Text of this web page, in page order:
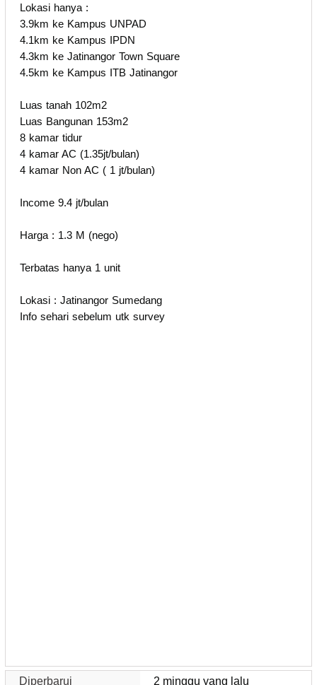
Lokasi hanya :
3.9km ke Kampus UNPAD
4.1km ke Kampus IPDN
4.3km ke Jatinangor Town Square
4.5km ke Kampus ITB Jatinangor
Luas tanah 102m2
Luas Bangunan 153m2
8 kamar tidur
4 kamar AC (1.35jt/bulan)
4 kamar Non AC ( 1 jt/bulan)
Income 9.4 jt/bulan
Harga : 1.3 M (nego)
Terbatas hanya 1 unit
Lokasi : Jatinangor Sumedang
Info sehari sebelum utk survey
Diperbarui 2 minggu yang lalu